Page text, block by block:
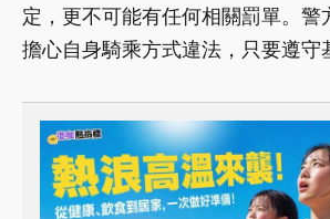
定，更不可能有任何相關罰單。警
擔心自身騎乘方式違法，只要遵守